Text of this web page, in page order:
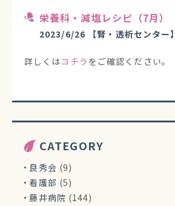
栄養科・減塩レシピ（7月）
2023/6/26 【腎・透析センター】
詳しくはコチラ をご確認ください。
CATEGORY
良秀会 (9)
看護部 (5)
藤井病院 (144)